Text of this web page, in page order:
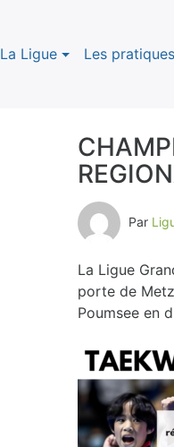
La Ligue Les pratiques
Par
La Ligue
porte de
Poumsee en